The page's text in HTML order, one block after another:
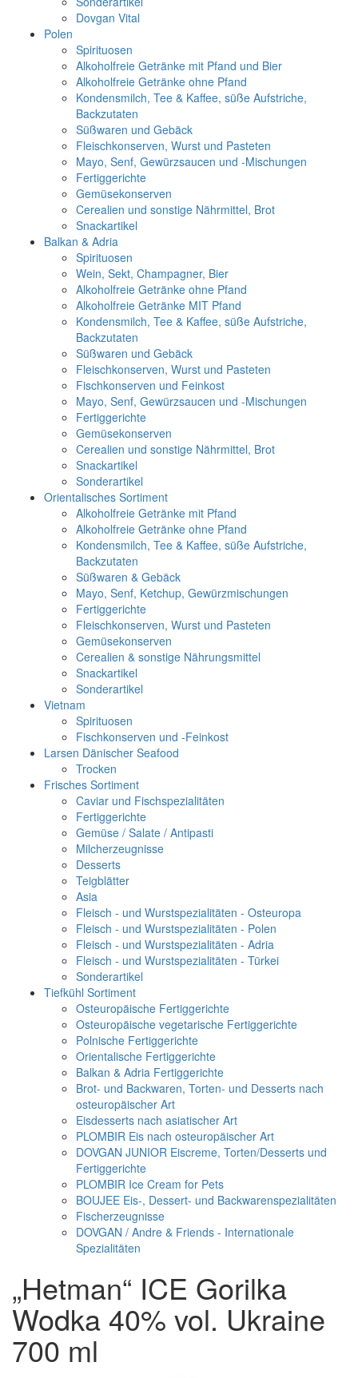
Dovgan Vital
Polen
Spirituosen
Alkoholfreie Getränke mit Pfand und Bier
Alkoholfreie Getränke ohne Pfand
Kondensmilch, Tee & Kaffee, süße Aufstriche,
Backzutaten
Süßwaren und Gebäck
Fleischkonserven, Wurst und Pasteten
Mayo, Senf, Gewürzsaucen und -Mischungen
Fertiggerichte
Gemüsekonserven
Cerealien und sonstige Nährmittel, Brot
Snackartikel
Balkan & Adria
Spirituosen
Wein, Sekt, Champagner, Bier
Alkoholfreie Getränke ohne Pfand
Alkoholfreie Getränke MIT Pfand
Kondensmilch, Tee & Kaffee, süße Aufstriche,
Backzutaten
Süßwaren und Gebäck
Fleischkonserven, Wurst und Pasteten
Fischkonserven und Feinkost
Mayo, Senf, Gewürzsaucen und -Mischungen
Fertiggerichte
Gemüsekonserven
Cerealien und sonstige Nährmittel, Brot
Snackartikel
Sonderartikel
Orientalisches Sortiment
Alkoholfreie Getränke mit Pfand
Alkoholfreie Getränke ohne Pfand
Kondensmilch, Tee & Kaffee, süße Aufstriche,
Backzutaten
Süßwaren & Gebäck
Mayo, Senf, Ketchup, Gewürzmischungen
Fertiggerichte
Fleischkonserven, Wurst und Pasteten
Gemüsekonserven
Cerealien & sonstige Nährungsmittel
Snackartikel
Sonderartikel
Vietnam
Spirituosen
Fischkonserven und -Feinkost
Larsen Dänischer Seafood
Trocken
Frisches Sortiment
Caviar und Fischspezialitäten
Fertiggerichte
Gemüse / Salate / Antipasti
Milcherzeugnisse
Desserts
Teigblätter
Asia
Fleisch - und Wurstspezialitäten - Osteuropa
Fleisch - und Wurstspezialitäten - Polen
Fleisch - und Wurstspezialitäten - Adria
Fleisch - und Wurstspezialitäten - Türkei
Sonderartikel
Tiefkühl Sortiment
Osteuropäische Fertiggerichte
Osteuropäische vegetarische Fertiggerichte
Polnische Fertiggerichte
Orientalische Fertiggerichte
Balkan & Adria Fertiggerichte
Brot- und Backwaren, Torten- und Desserts nach
osteuropäischer Art
Eisdesserts nach asiatischer Art
PLOMBIR Eis nach osteuropäischer Art
DOVGAN JUNIOR Eiscreme, Torten/Desserts und
Fertiggerichte
PLOMBIR Ice Cream for Pets
BOUJEE Eis-, Dessert- und Backwarenspezialitäten
Fischerzeugnisse
DOVGAN / Andre & Friends - Internationale
Spezialitäten
„Hetman“ ICE Gorilka
Wodka 40% vol. Ukraine
700 ml